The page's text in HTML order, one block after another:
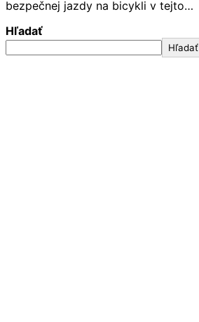
bezpečnej jazdy na bicykli v tejto…
Hľadať
Hľadať